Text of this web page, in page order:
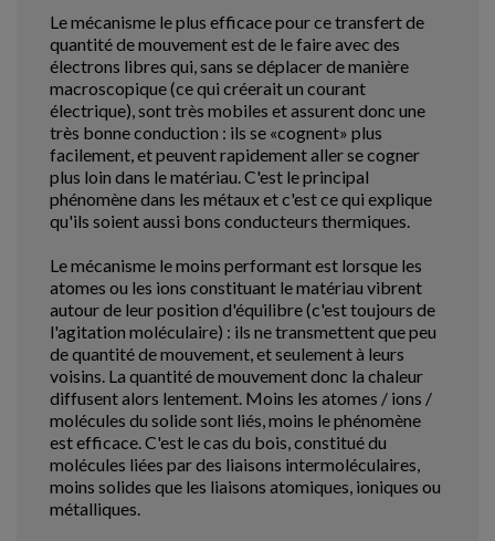
Le mécanisme le plus efficace pour ce transfert de
quantité de mouvement est de le faire avec des
électrons libres qui, sans se déplacer de manière
macroscopique (ce qui créerait un courant
électrique), sont très mobiles et assurent donc une
très bonne conduction : ils se «cognent» plus
facilement, et peuvent rapidement aller se cogner
plus loin dans le matériau. C'est le principal
phénomène dans les métaux et c'est ce qui explique
qu'ils soient aussi bons conducteurs thermiques.
Le mécanisme le moins performant est lorsque les
atomes ou les ions constituant le matériau vibrent
autour de leur position d'équilibre (c'est toujours de
l'agitation moléculaire) : ils ne transmettent que peu
de quantité de mouvement, et seulement à leurs
voisins. La quantité de mouvement donc la chaleur
diffusent alors lentement. Moins les atomes / ions /
molécules du solide sont liés, moins le phénomène
est efficace. C'est le cas du bois, constitué du
molécules liées par des liaisons intermoléculaires,
moins solides que les liaisons atomiques, ioniques ou
métalliques.